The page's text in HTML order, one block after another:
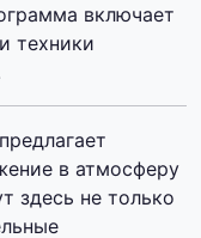
включает
техники
в атмосферу
здесь не только